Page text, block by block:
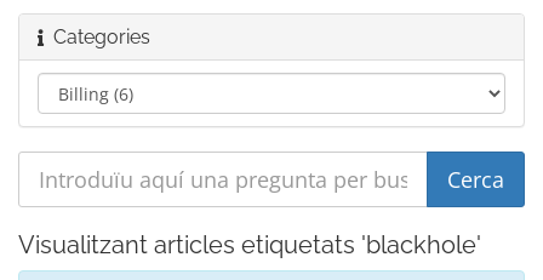
Categories
Visualitzant articles etiquetats 'blackhole'